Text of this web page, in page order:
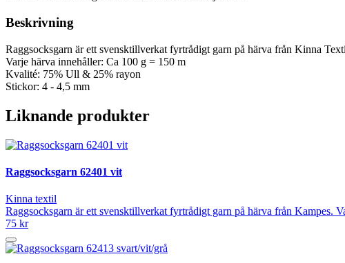
Beskrivning
Raggsocksgarn är ett svensktillverkat fyrtrådigt garn på härva från Kinna
Varje härva innehåller: Ca 100 g = 150 m
Kvalité: 75% Ull & 25% rayon
Stickor: 4 - 4,5 mm
Liknande produkter
Raggsocksgarn 62401 vit
Kinna textil
Raggsocksgarn är ett svensktillverkat fyrtrådigt garn på härva från
75 kr